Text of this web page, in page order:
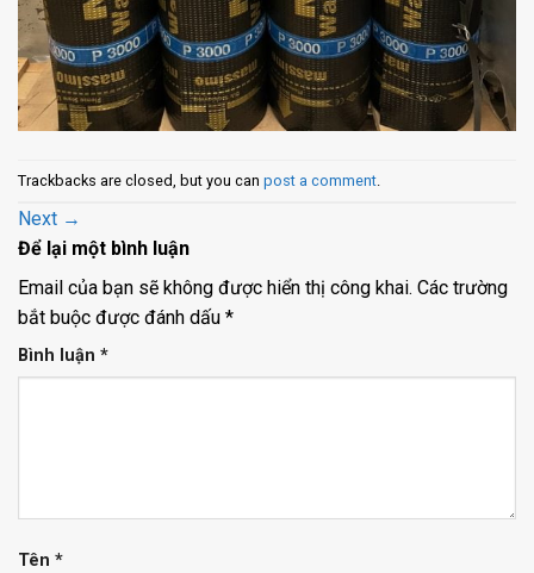
Trackbacks are closed, but you can post a comment
Next →
Để lại một bình luận
Email của bạn sẽ không được hiển thị công khai. Các trường
bắt buộc được đánh dấu *
Bình luận *
Tên *